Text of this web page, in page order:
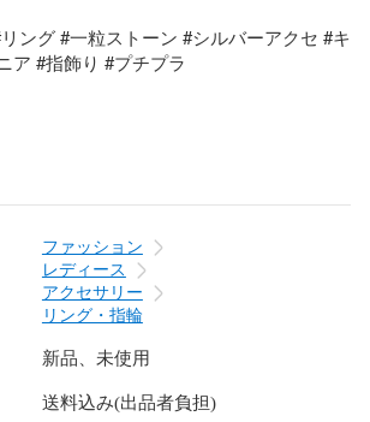
ング #一粒ストーン #シルバーアクセ #キ
ア #指飾り #プチプラ
ファッション
レディース
アクセサリー
リング・指輪
新品、未使用
送料込み(出品者負担)